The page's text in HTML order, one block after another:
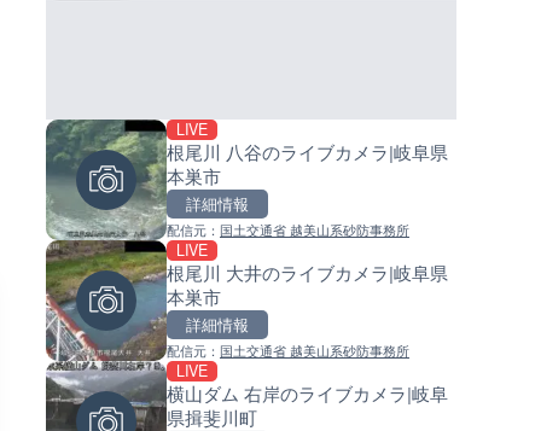
LIVE
根尾川 八谷のライブカメラ|岐阜県
本巣市
詳細情報
配信元： 国土交通省 越美山系砂防事務所
LIVE
根尾川 大井のライブカメラ|岐阜県
本巣市
詳細情報
配信元： 国土交通省 越美山系砂防事務所
LIVE
横山ダム 右岸のライブカメラ|岐阜
県揖斐川町
日本全国・緊急地震速報のラ
配信元：株式会社ティーファイブプロジ
ごろごろ茶屋のライブカメラ|
配信元：天川村役場
名神高速道路 大津サービスエ
導目木川 花立砂防堰堤下流の
配信元：福岡県庁県土整備部河川課
常呂川 鹿ノ子ダムのライブカ
配信元：国土交通省 北海道開発局
天塩川 岩尾内ダムのライブカ